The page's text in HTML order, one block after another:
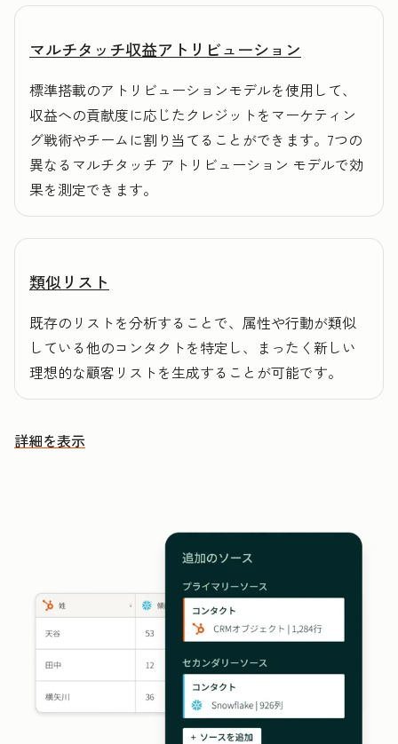
マルチタッチ収益アトリビューション
標準搭載のアトリビューションモデルを使用して、
収益への貢献度に応じたクレジットをマーケティン
グ戦術やチームに割り当てることができます。7つの
異なるマルチタッチ アトリビューション モデルで効
果を測定できます。
類似リスト
既存のリストを分析することで、属性や行動が類似
している他のコンタクトを特定し、まったく新しい
理想的な顧客リストを生成することが可能です。
詳細を表示
その他の機能を確認する